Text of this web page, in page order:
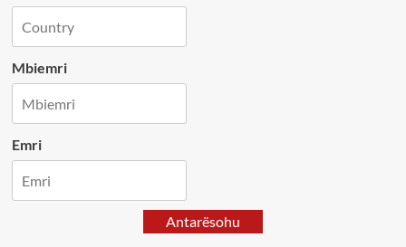
Mbiemri
Emri
Antarësohu